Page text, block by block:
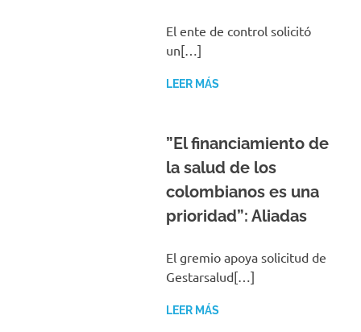
El ente de control solicitó
un[…]
LEER MÁS
”El financiamiento de
la salud de los
colombianos es una
prioridad”: Aliadas
El gremio apoya solicitud de
Gestarsalud[…]
LEER MÁS